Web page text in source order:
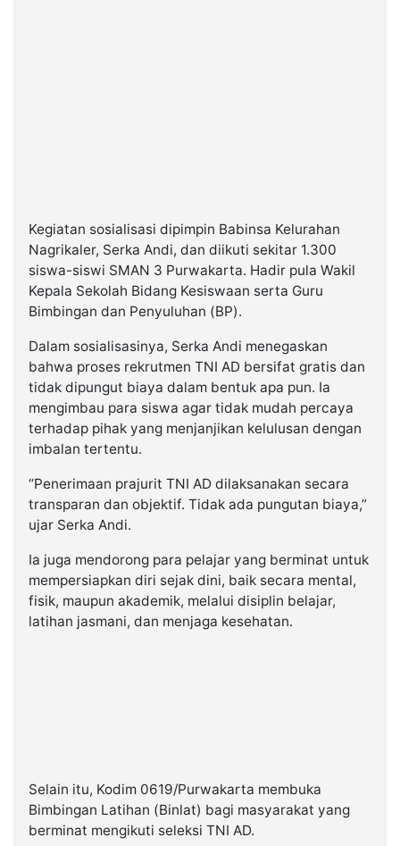
Kegiatan sosialisasi dipimpin Babinsa Kelurahan
Nagrikaler, Serka Andi, dan diikuti sekitar 1.300
siswa-siswi SMAN 3 Purwakarta. Hadir pula Wakil
Kepala Sekolah Bidang Kesiswaan serta Guru
Bimbingan dan Penyuluhan (BP).
Dalam sosialisasinya, Serka Andi menegaskan
bahwa proses rekrutmen TNI AD bersifat gratis dan
tidak dipungut biaya dalam bentuk apa pun. Ia
mengimbau para siswa agar tidak mudah percaya
terhadap pihak yang menjanjikan kelulusan dengan
imbalan tertentu.
“Penerimaan prajurit TNI AD dilaksanakan secara
transparan dan objektif. Tidak ada pungutan biaya,”
ujar Serka Andi.
Ia juga mendorong para pelajar yang berminat untuk
mempersiapkan diri sejak dini, baik secara mental,
fisik, maupun akademik, melalui disiplin belajar,
latihan jasmani, dan menjaga kesehatan.
Selain itu, Kodim 0619/Purwakarta membuka
Bimbingan Latihan (Binlat) bagi masyarakat yang
berminat mengikuti seleksi TNI AD.